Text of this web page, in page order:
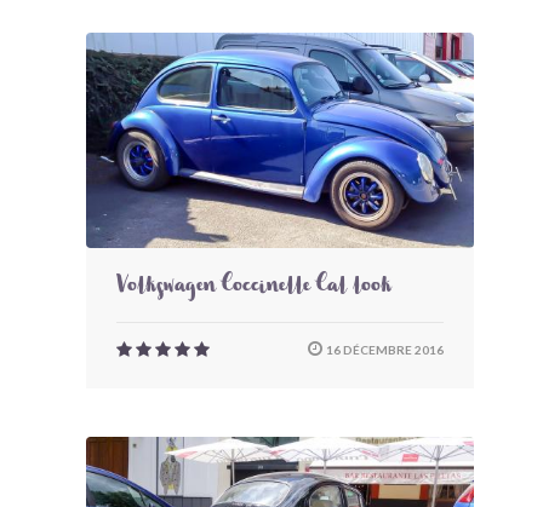
Volkswagen Coccinelle Cal look
16 DÉCEMBRE 2016